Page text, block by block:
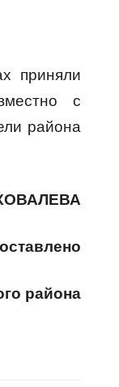
приняли
с
района
района